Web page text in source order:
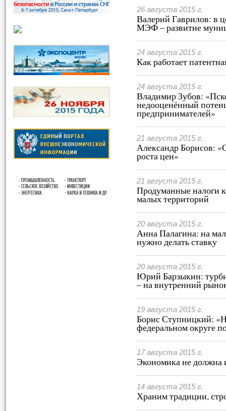
26 августа 2015 г.
Валерий Гаврилов: в
МЭФ – развитие
24 августа 2015 г.
Как работает
24 августа 2015 г.
Владимир Зубов:
недооценённый
предпринимателей»
21 августа 2015 г.
Александр Борисов:
роста цен»
21 августа 2015 г.
Продуманные налоги
малых территорий
20 августа 2015 г.
Анна Палагина: на
нужно делать ставку
20 августа 2015 г.
Юрий Барзыкин:
– на внутренний
19 августа 2015 г.
Борис Ступницкий:
федеральном округе
17 августа 2015 г.
Экономика не должна
14 августа 2015 г.
Храним традиции,